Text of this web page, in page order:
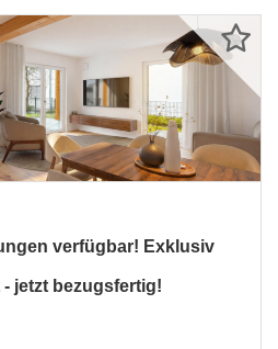
verfügbar! Exklusiv
jetzt bezugsfertig!